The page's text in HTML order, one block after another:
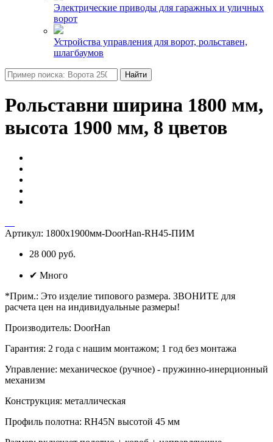
Электрические приводы для гаражных и уличных
ворот
Устройства управления для ворот, рольставен,
шлагбаумов
Найти
Рольставни ширина 1800 мм,
высота 1900 мм, 8 цветов
Артикул: 1800х1900мм-DoorHan-RH45-ПИМ
28 000 руб.
✔ Много
*Прим.: Это изделие типового размера. ЗВОНИТЕ для
расчета цен на индивидуальные размеры!
Производитель: DoorHan
Гарантия: 2 года с нашим монтажом; 1 год без монтажа
Управление: механическое (ручное) - пружинно-инерционный
механизм
Конструкция: металлическая
Профиль полотна: RH45N высотой 45 мм